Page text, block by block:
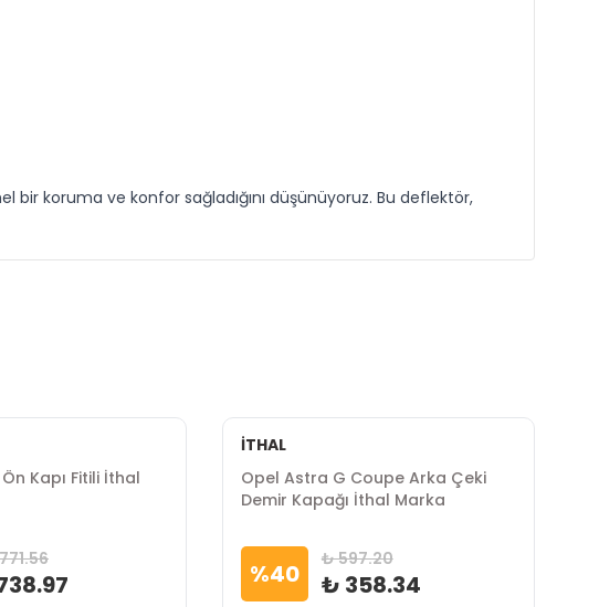
bir koruma ve konfor sağladığını düşünüyoruz. Bu deflektör,
Kapı Fitili İthal
İTHAL
Opel Astra G Coupe Arka Çeki
Demir Kapağı İthal Marka
%40 ₺ 597.20
₺ 358.34